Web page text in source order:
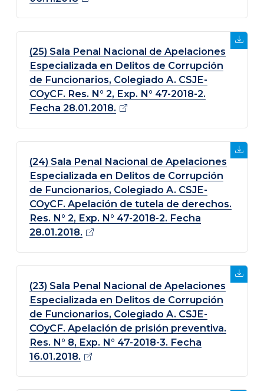
(25) Sala Penal Nacional de Apelaciones
Especializada en Delitos de Corrupción
de Funcionarios, Colegiado A. CSJE-
COyCF. Res. N° 2, Exp. N° 47-2018-2.
Fecha 28.01.2018.
(24) Sala Penal Nacional de Apelaciones
Especializada en Delitos de Corrupción
de Funcionarios, Colegiado A. CSJE-
COyCF. Apelación de tutela de derechos.
Res. N° 2, Exp. N° 47-2018-2. Fecha
28.01.2018.
(23) Sala Penal Nacional de Apelaciones
Especializada en Delitos de Corrupción
de Funcionarios, Colegiado A. CSJE-
COyCF. Apelación de prisión preventiva.
Res. N° 8, Exp. N° 47-2018-3. Fecha
16.01.2018.